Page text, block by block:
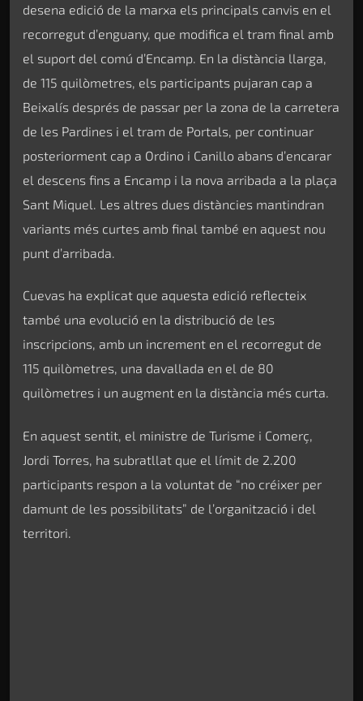
desena edició de la marxa els principals canvis en el
recorregut d’enguany, que modifica el tram final amb
el suport del comú d’Encamp. En la distància llarga,
de 115 quilòmetres, els participants pujaran cap a
Beixalís després de passar per la zona de la carretera
de les Pardines i el tram de Portals, per continuar
posteriorment cap a Ordino i Canillo abans d’encarar
el descens fins a Encamp i la nova arribada a la plaça
Sant Miquel. Les altres dues distàncies mantindran
variants més curtes amb final també en aquest nou
punt d’arribada.
Cuevas ha explicat que aquesta edició reflecteix
també una evolució en la distribució de les
inscripcions, amb un increment en el recorregut de
115 quilòmetres, una davallada en el de 80
quilòmetres i un augment en la distància més curta.
En aquest sentit, el ministre de Turisme i Comerç,
Jordi Torres, ha subratllat que el límit de 2.200
participants respon a la voluntat de “no créixer per
damunt de les possibilitats” de l’organització i del
territori.